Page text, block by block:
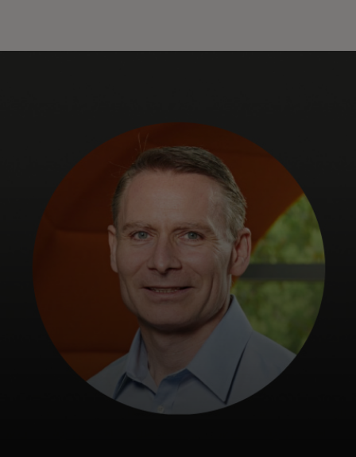
Za inovatore
Novosti i trendovi